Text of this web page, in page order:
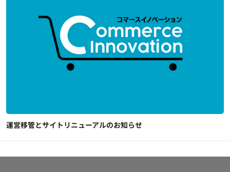
運営移管とサイトリニューアルのお知らせ